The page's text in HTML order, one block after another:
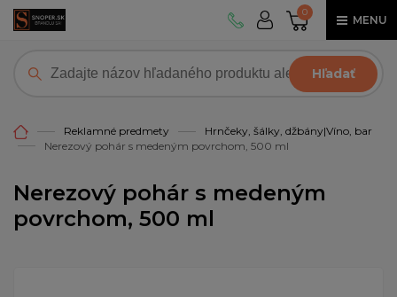
0
MENU
Hľadať
Reklamné predmety
Hrnčeky, šálky, džbány|Víno, bar
Nerezový pohár s medeným povrchom, 500 ml
Nerezový pohár s medeným
povrchom, 500 ml